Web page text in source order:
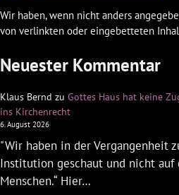
Wir haben, wenn nicht anders
von verlinkten oder eingebetteten
Neuester Kommentar
Klaus Bernd zu Gottes Haus hat keine
ins Kirchenrecht
6. August 2026
"Wir haben in der Vergangenheit
Institution geschaut und nicht
Menschen.“ Hier…